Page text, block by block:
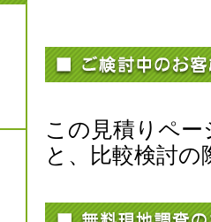
この見積りペ
と、比較検討